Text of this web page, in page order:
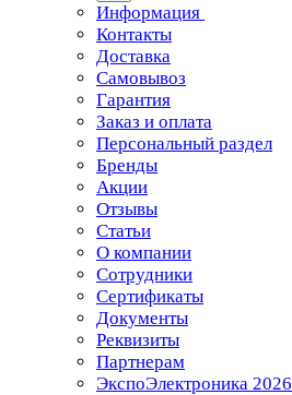
Информация
Контакты
Доставка
Самовывоз
Гарантия
Заказ и оплата
Персональный раздел
Бренды
Акции
Отзывы
Статьи
О компании
Сотрудники
Сертификаты
Документы
Реквизиты
Партнерам
ЭкспоЭлектроника 2026